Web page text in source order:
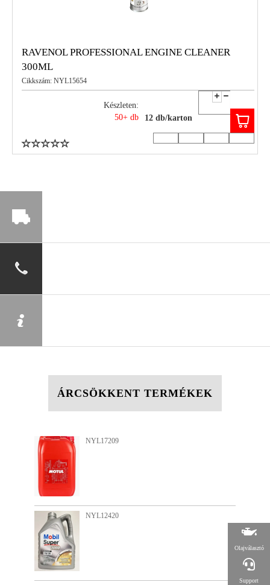
ÁRCSÖKKENT TERMÉKEK
NYL14122
NYL15701
RAVENOL PROFESSIONAL ENGINE CLEANER
300ML
Cikkszám: NYL15654
Készleten:
50+ db
12 db/karton
Olajválasztó
Support